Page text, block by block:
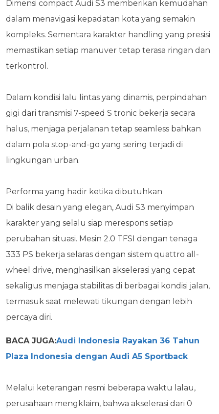
Dimensi compact Audi S3 memberikan kemudahan
dalam menavigasi kepadatan kota yang semakin
kompleks. Sementara karakter handling yang presisi
memastikan setiap manuver tetap terasa ringan dan
terkontrol.
Dalam kondisi lalu lintas yang dinamis, perpindahan
gigi dari transmisi 7-speed S tronic bekerja secara
halus, menjaga perjalanan tetap seamless bahkan
dalam pola stop-and-go yang sering terjadi di
lingkungan urban.
Performa yang hadir ketika dibutuhkan
Di balik desain yang elegan, Audi S3 menyimpan
karakter yang selalu siap merespons setiap
perubahan situasi. Mesin 2.0 TFSI dengan tenaga
333 PS bekerja selaras dengan sistem quattro all-
wheel drive, menghasilkan akselerasi yang cepat
sekaligus menjaga stabilitas di berbagai kondisi jalan,
termasuk saat melewati tikungan dengan lebih
percaya diri.
BACA JUGA:Audi Indonesia Rayakan 36 Tahun
Plaza Indonesia dengan Audi A5 Sportback
Melalui keterangan resmi beberapa waktu lalau,
perusahaan mengklaim, bahwa akselerasi dari 0